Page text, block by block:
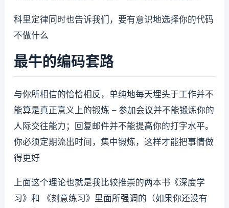
科里定律同时也告诉我们，要有意识地选择你的代码
不做什么
最牛的编码套路
与你所相信的恰恰相反，单纯地每天埋头于工作并不
能算是真正意义上的锻炼 – 参加会议并不能锻炼你的
人际交往能力；回复邮件并不能提高你的打字水平。
你必须定期流出时间，集中锻炼，这样才能把事情做
得更好
上面这个理论也就是我比较推崇的两本书《深度学
习》和 《刻意练习》里面所强调的（如果你还没有